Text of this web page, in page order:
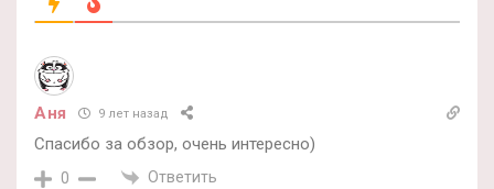
Аня 9 лет назад
Спасибо за обзор, очень интересно)
0 Ответить